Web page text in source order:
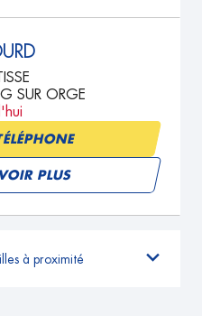
SUR ORGE
VOIR PLUS
à proximité